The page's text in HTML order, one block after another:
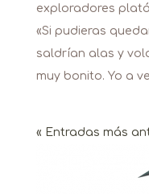
exploradores
«Si pudieras
saldrían alas y
muy bonito. Yo a
« Entradas más